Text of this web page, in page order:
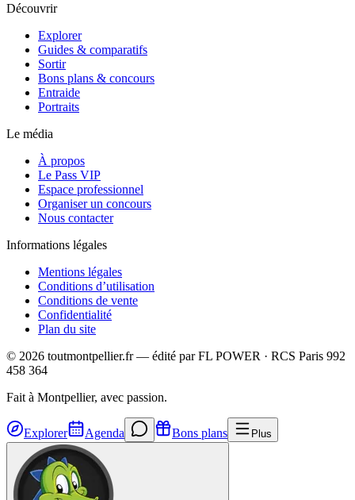
Découvrir
Explorer
Guides & comparatifs
Sortir
Bons plans & concours
Entraide
Portraits
Le média
À propos
Le Pass VIP
Espace professionnel
Organiser un concours
Nous contacter
Informations légales
Mentions légales
Conditions d’utilisation
Conditions de vente
Confidentialité
Plan du site
© 2026 toutmontpellier.fr — édité parFL POWER · RCS Paris 992
458 364
Fait à Montpellier, avec passion.
Explorer Agenda Bons plans Plus